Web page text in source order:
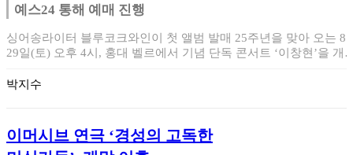
예스24 통해 예매 진행
싱어송라이터 블루코크와인이 첫 앨범 발매 25주년을 맞아 오는 8
29일(토) 오후 4시, 홍대 벨르에서 기념 단독 콘서트 ‘이창현’을 개
박지수
이머시브 연극 ‘경성의 고독한